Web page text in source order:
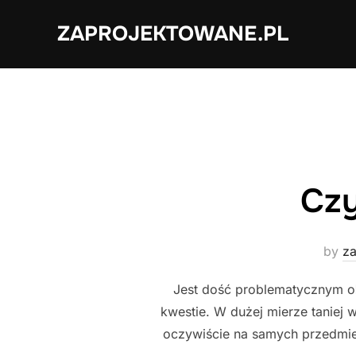
ZAPROJEKTOWANE.PL
by
Jest dość problematycznym
kwestie. W dużej mierze taniej
oczywiście na samych